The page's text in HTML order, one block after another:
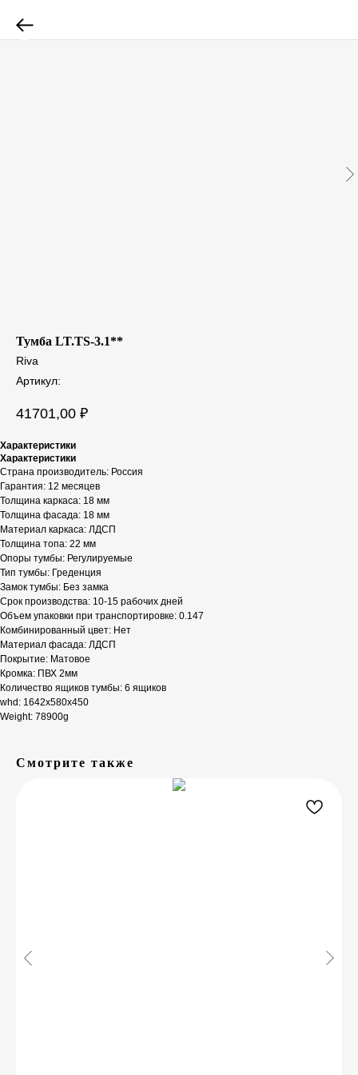
Тумба LT.TS-3.1**
Riva
Артикул:
41701,00 ₽
Характеристики
Характеристики
Страна производитель: Россия
Гарантия: 12 месяцев
Толщина каркаса: 18 мм
Толщина фасада: 18 мм
Материал каркаса: ЛДСП
Толщина топа: 22 мм
Опоры тумбы: Регулируемые
Тип тумбы: Греденция
Замок тумбы: Без замка
Срок производства: 10-15 рабочих дней
Объем упаковки при транспортировке: 0.147
Комбинированный цвет: Нет
Материал фасада: ЛДСП
Покрытие: Матовое
Кромка: ПВХ 2мм
Количество ящиков тумбы: 6 ящиков
whd: 1642x580x450
Weight: 78900g
Смотрите также